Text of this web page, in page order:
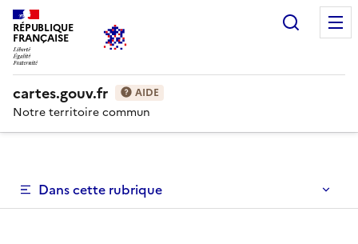
RÉPUBLIQUE
FRANÇAISE
cartes.gouv.fr AIDE
Notre territoire commun
Dans cette rubrique